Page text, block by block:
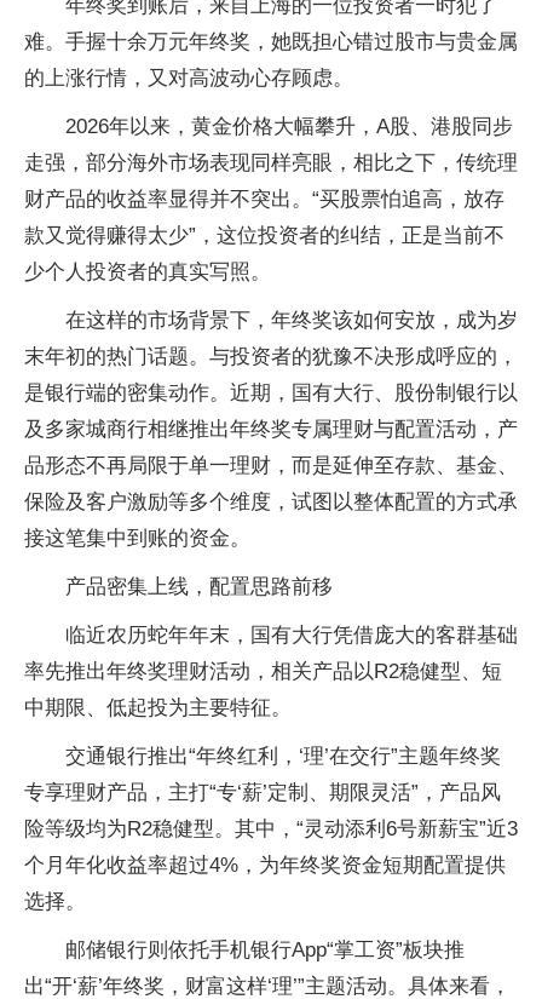
年终奖到账后，来自上海的一位投资者一时犯了
难。手握十余万元年终奖，她既担心错过股市与贵金属
的上涨行情，又对高波动心存顾虑。
2026年以来，黄金价格大幅攀升，A股、港股同步
走强，部分海外市场表现同样亮眼，相比之下，传统理
财产品的收益率显得并不突出。“买股票怕追高，放存
款又觉得赚得太少”，这位投资者的纠结，正是当前不
少个人投资者的真实写照。
在这样的市场背景下，年终奖该如何安放，成为岁
末年初的热门话题。与投资者的犹豫不决形成呼应的，
是银行端的密集动作。近期，国有大行、股份制银行以
及多家城商行相继推出年终奖专属理财与配置活动，产
品形态不再局限于单一理财，而是延伸至存款、基金、
保险及客户激励等多个维度，试图以整体配置的方式承
接这笔集中到账的资金。
产品密集上线，配置思路前移
临近农历蛇年年末，国有大行凭借庞大的客群基础
率先推出年终奖理财活动，相关产品以R2稳健型、短
中期限、低起投为主要特征。
交通银行推出“年终红利，‘理’在交行”主题年终奖
专享理财产品，主打“专‘薪’定制、期限灵活”，产品风
险等级均为R2稳健型。其中，“灵动添利6号新薪宝”近3
个月年化收益率超过4%，为年终奖资金短期配置提供
选择。
邮储银行则依托手机银行App“掌工资”板块推
出“开‘薪’年终奖，财富这样‘理’”主题活动。具体来看，